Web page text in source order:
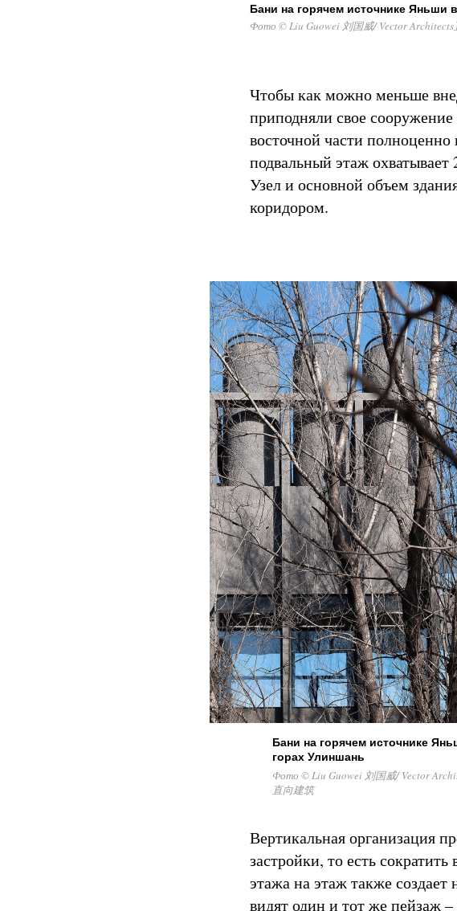
Бани на горячем источнике Яньши
Фото © Liu Guowei 刘国威/ Vector
Чтобы как можно меньше
приподняли свое
восточной части полноценно
подвальный этаж
Узел и основной объем
коридором.
Бани на горячем источнике
горах Улиншань
Фото © Liu Guowei 刘国威/ Vector
直向建筑
Вертикальная организация
застройки, то есть
этажа на этаж также создает
видят один и тот же пейзаж